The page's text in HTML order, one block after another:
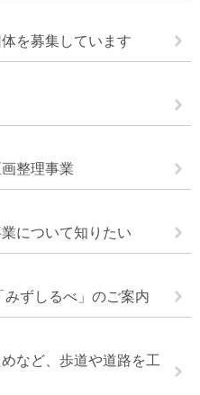
を募集しています
整理事業
について知りたい
ずしるべ」のご案内
など、歩道や道路を工